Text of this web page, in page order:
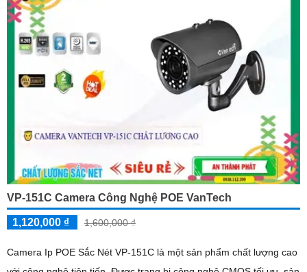
VP-151C Camera Công Nghệ POE VanTech
1,120,000 ₫ 1,600,000 ₫
Camera Ip POE Sắc Nét VP-151C là một sản phẩm chất lượng cao